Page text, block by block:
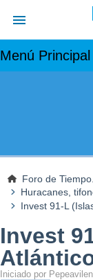
Menú Principal
Foro de
Huracanes,
Invest 91-L
Invest
Iniciado por